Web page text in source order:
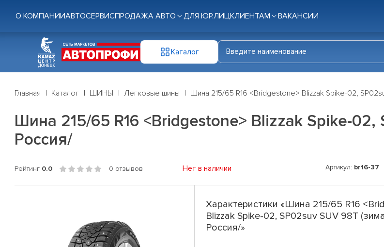
О КОМПАНИИАВТОСЕРВИСПРОДАЖА АВТО ДЛЯ ЮР.ЛИЦКЛИЕНТАМ ВАКАНСИИ
Каталог
Главная Каталог ШИНЫ Легковые шины Шина 215/65 R16 <Bridgestone> Blizzak Spike-02,
Шина 215/65 R16 <Bridgestone> Blizzak Spike-
Россия/
Рейтинг 0.0 0 отзывов Нет в наличии Артикул: br16-37
Характеристики «Шина 215/65 R16
Blizzak Spike-02, SP02suv SUV 98T
Россия/»